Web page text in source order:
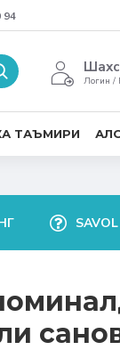
94
Логин /
ТАЪМИРИ